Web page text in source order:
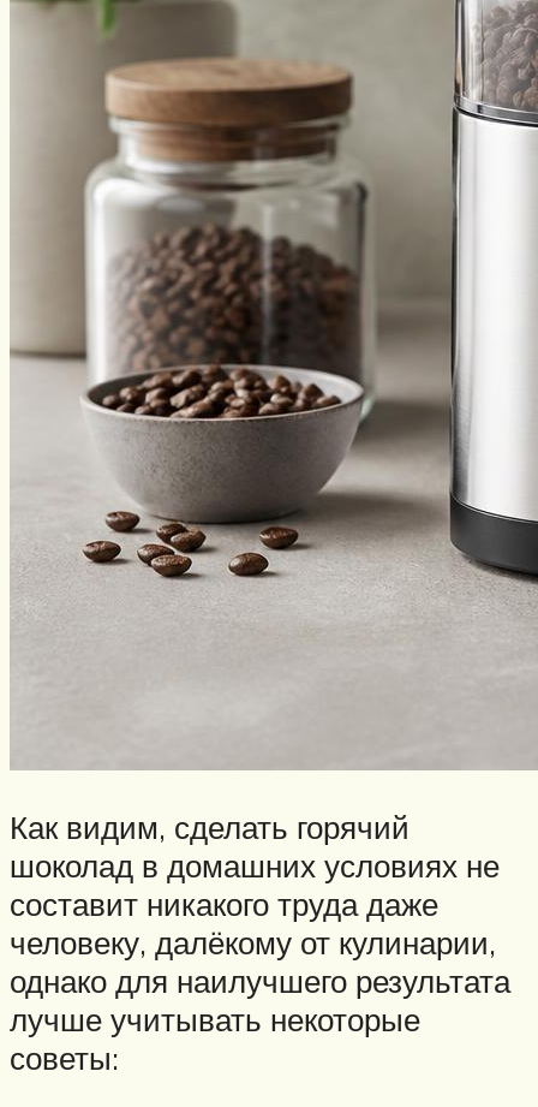
Как видим, сделать горячий
шоколад в домашних условиях не
составит никакого труда даже
человеку, далёкому от кулинарии,
однако для наилучшего результата
лучше учитывать некоторые
советы: